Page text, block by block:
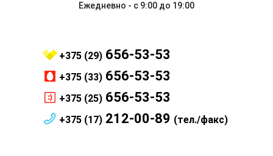
Ежедневно - с 9:00 до 19:00
+375 (29) 656-53-53
+375 (33) 656-53-53
+375 (25) 656-53-53
+375 (17) 212-00-89 (тел./факс)